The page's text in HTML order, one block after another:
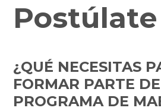
Postúlate
¿QUÉ NECESITAS
FORMAR PARTE
PROGRAMA DE